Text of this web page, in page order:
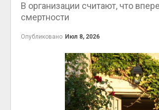
В организации считают, что
смертности
Опубликовано Июл 8, 2026
химикатов после
на складе
меняет ареалы
по всему миру
Авг 6, 2026
В Австралии
стоимость